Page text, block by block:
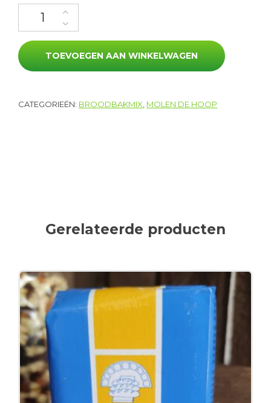
Zonnegoud broodbakmix (1 kg) aantal
TOEVOEGEN AAN WINKELWAGEN
CATEGORIEËN: BROODBAKMIX, MOLEN DE HOOP
Gerelateerde producten